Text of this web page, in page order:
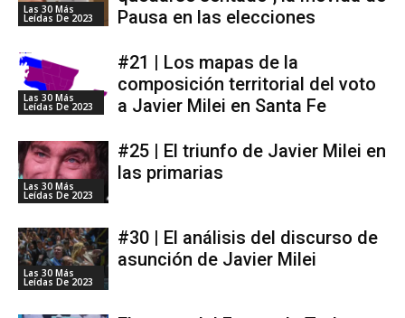
Las 30 Más
Leídas De 2023
Pausa en las elecciones
Las 30 Más
Leídas De 2023
#21 | Los mapas de la
composición territorial del voto
a Javier Milei en Santa Fe
Las 30 Más
Leídas De 2023
#25 | El triunfo de Javier Milei en
las primarias
Las 30 Más
Leídas De 2023
#30 | El análisis del discurso de
asunción de Javier Milei